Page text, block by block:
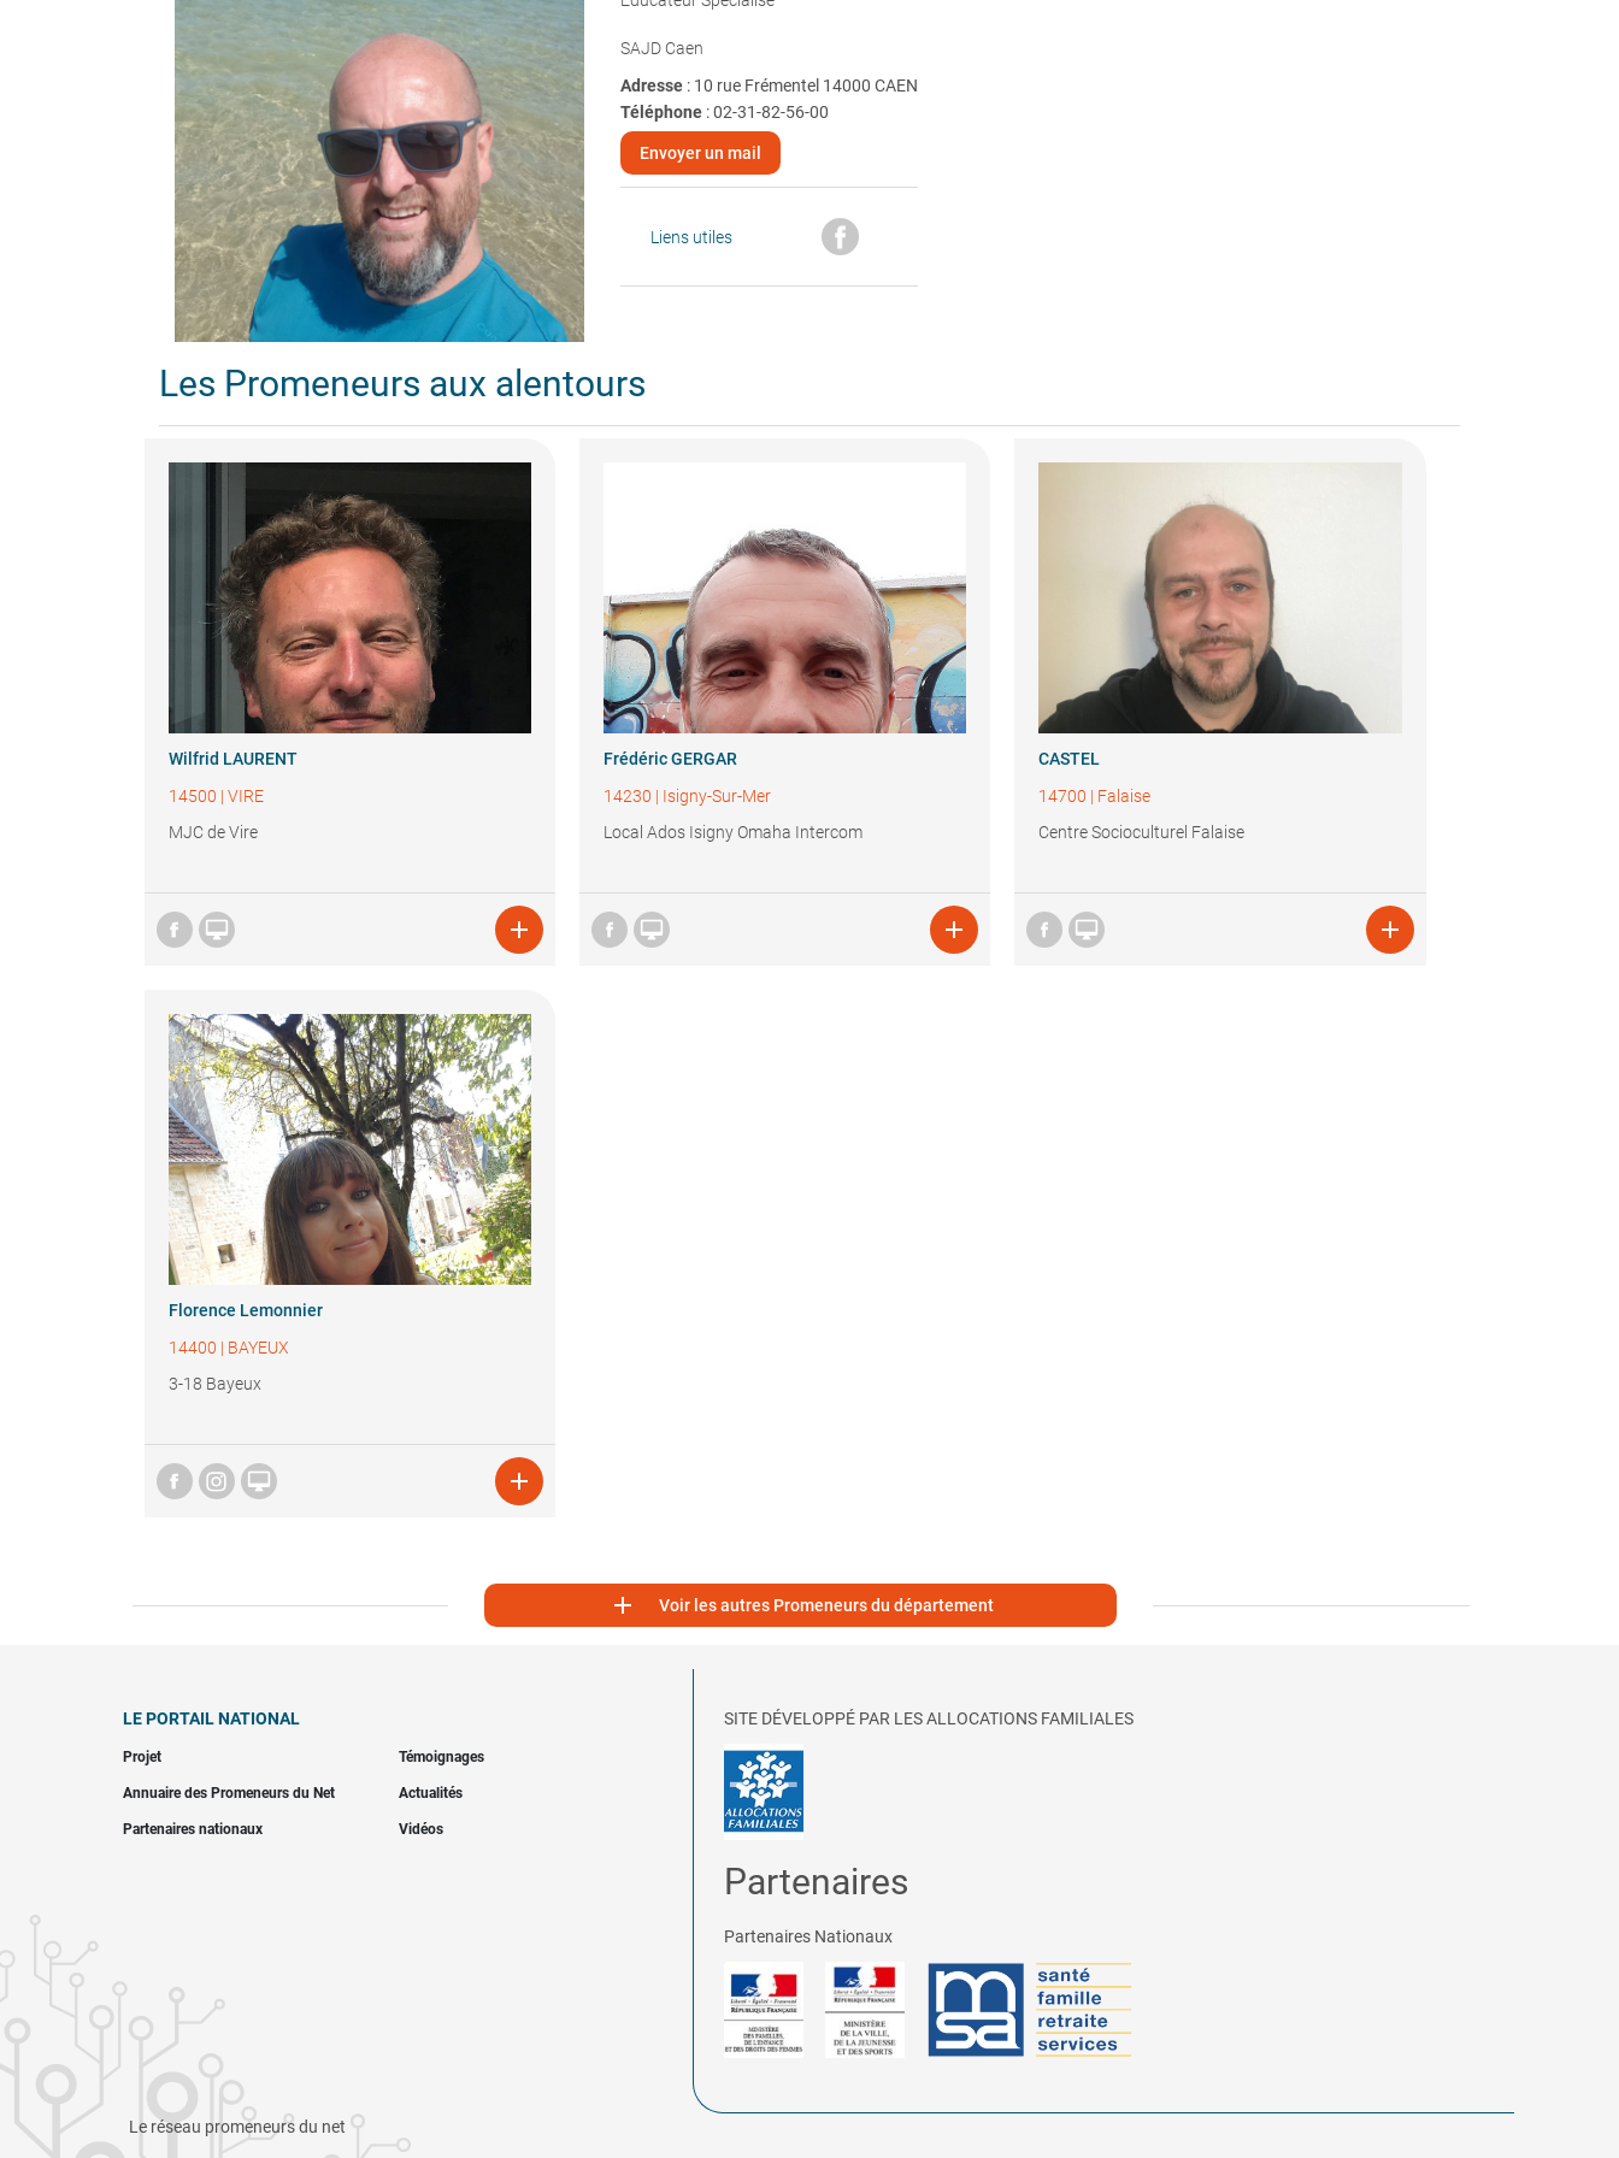
SAJD Caen
Adresse : 10 rue Frémentel 14000 CAEN
Téléphone:02-31-82-56-00
Envoyer un mail
Liens utiles
Les Promeneurs aux alentours
Wilfrid LAURENT
14500 | VIRE
MJC de Vire
 
Frédéric GERGAR
14230 | Isigny-Sur-Mer
Local Ados Isigny Omaha Intercom
 
CASTEL
14700 | Falaise
Centre Socioculturel Falaise
 
Florence Lemonnier
14400 | BAYEUX
3-18 Bayeux
 
 Voir les autres Promeneurs du département
LE PORTAIL NATIONAL
Projet Témoignages
Annuaire des Promeneurs du Net Actualités
Partenaires nationaux Vidéos
SITE DÉVELOPPÉ PAR LES ALLOCATIONS FAMILIALES
Partenaires
Partenaires Nationaux
Le réseau promeneurs du net